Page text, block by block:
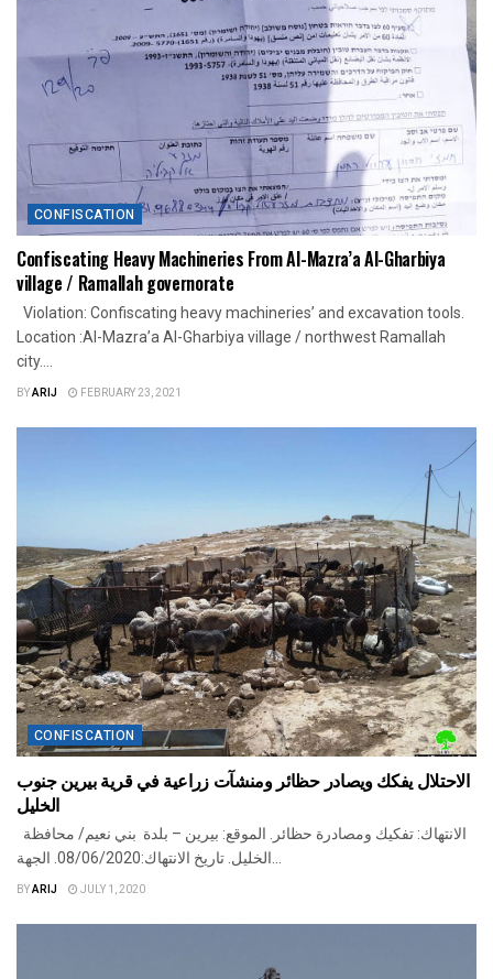
CONFISCATION
Confiscating Heavy Machineries From Al-Mazra’a Al-Gharbiya
village / Ramallah governorate
Violation: Confiscating heavy machineries’ and excavation tools.
Location :Al-Mazra’a Al-Gharbiya village / northwest Ramallah
city....
BYARIJ FEBRUARY 23, 2021
CONFISCATION
الاحتلال يفكك ويصادر حظائر ومنشآت زراعية في قرية بيرين جنوب
الخليل
BYARIJ JULY 1, 2020